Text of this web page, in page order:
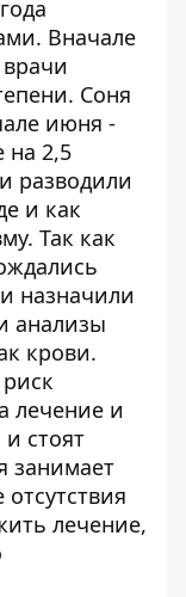
Вначале
Соня
июня -
на 2,5
разводили
и как
Так как
назначили
анализы
крови.
лечение и
и стоят
занимает
лечение,